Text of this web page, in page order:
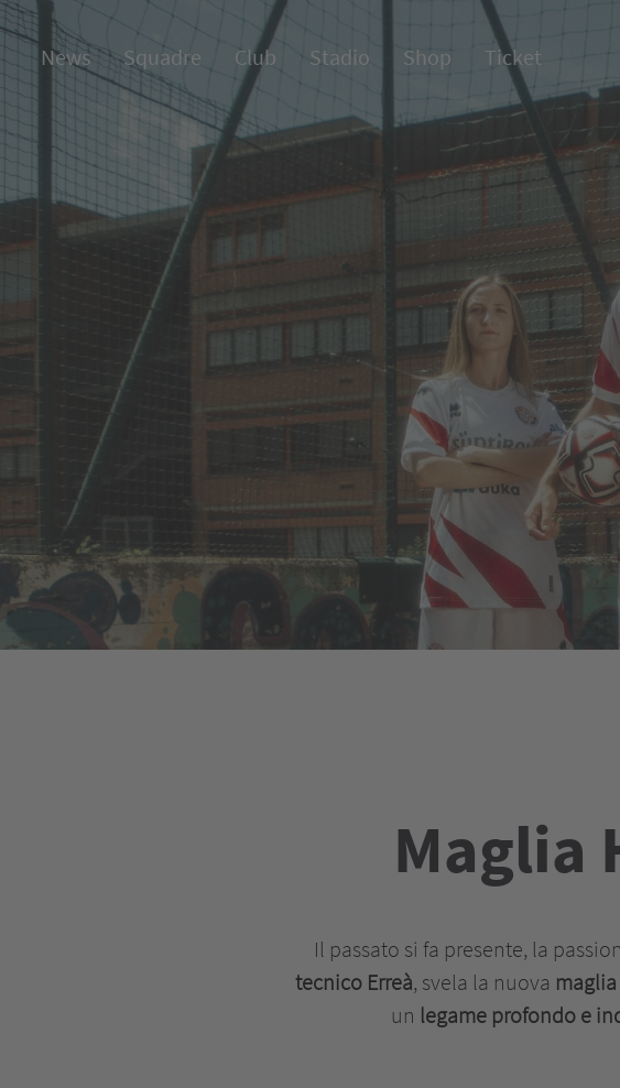
News Squadre Club Stadio Shop Ticket
Maglia
Il passato si fa presente, la
tecnico Erreà, svela la nuova
un legame profondo e